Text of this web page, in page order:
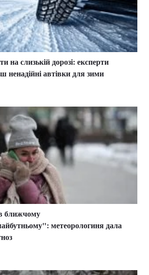
на слизькій дорозі: експерти
ненадійні автівки для зими
ближчому
метеорологиня дала